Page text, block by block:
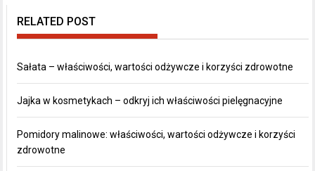
RELATED POST
Sałata – właściwości, wartości odżywcze i korzyści zdrowotne
Jajka w kosmetykach – odkryj ich właściwości pielęgnacyjne
Pomidory malinowe: właściwości, wartości odżywcze i korzyści
zdrowotne